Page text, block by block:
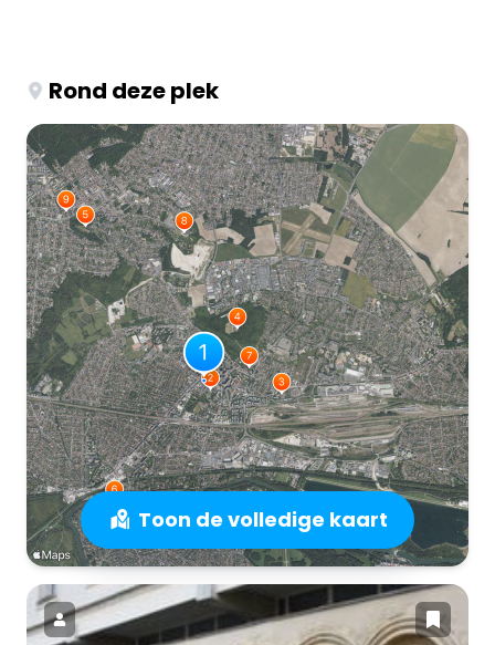
Rond deze plek
Toon de volledige kaart